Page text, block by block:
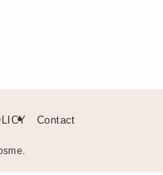
Contact